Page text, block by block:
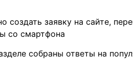
создать заявку на сайте,
со смартфона
собраны ответы на